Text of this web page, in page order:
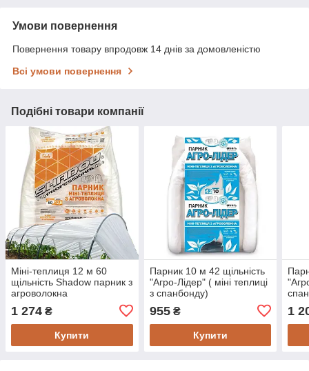
Умови повернення
Повернення товару впродовж 14 днів за домовленістю
Всі умови повернення
Подібні товари компанії
Міні-теплиця 12 м 60
щільність Shadow парник з
агроволокна
1 274 ₴
Купити
Парник 10 м 42 щільність
"Агро-Лідер" ( міні теплиці
з спанбонду)
955₴
Купити
1